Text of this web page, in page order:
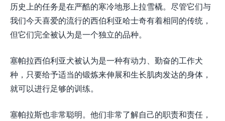
历史上的任务是在严酷的寒冷地形上拉雪橇。尽管它们与
我们今天喜爱的流行的西伯利亚哈士奇有着相同的传统，
但它们完全被认为是一个独立的品种。
塞帕拉西伯利亚犬被认为是一种有动力、勤奋的工作犬
种，只要给予适当的锻炼来伸展和生长肌肉发达的身体，
就可以进行足够的训练。
塞帕拉斯也非常聪明。他们非常了解自己的职责和责任，